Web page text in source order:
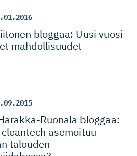
bloggaa: Uusi vuosi
mahdollisuudet
Ruonala bloggaa:
asemoituu
talouden